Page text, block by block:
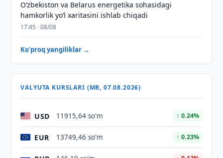
Oʻzbekiston va Belarus energetika sohasidagi
hamkorlik yoʻl xaritasini ishlab chiqadi
17:45 · 08/08
Ko'proq yangiliklar →
VALYUTA KURSLARI (MB, 07.08.2026)
USD 11915,64 so'm ↑ 0.24%
EUR 13749,46 so'm ↑ 0.23%